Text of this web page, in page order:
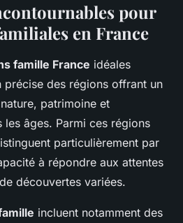
pour
en France
famille France idéales
précise des régions offrant un
patrimoine et
âges. Parmi ces régions
particulièrement par
à répondre aux attentes
découvertes variées.
incluent notamment des